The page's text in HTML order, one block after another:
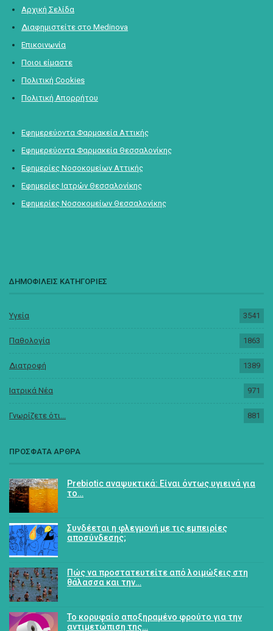
Αρχική Σελίδα
Διαφημιστείτε στο Medinova
Επικοινωνία
Ποιοι είμαστε
Πολιτική Cookies
Πολιτική Απορρήτου
Εφημερεύοντα Φαρμακεία Αττικής
Εφημερεύοντα Φαρμακεία Θεσσαλονίκης
Εφημερίες Νοσοκομείων Αττικής
Εφημερίες Ιατρών Θεσσαλονίκης
Εφημερίες Νοσοκομείων Θεσσαλονίκης
ΔΗΜΟΦΙΛΕΙΣ ΚΑΤΗΓΟΡΙΕΣ
Υγεία 3541
Παθολογία 1863
Διατροφή 1389
Ιατρικά Νέα 971
Γνωρίζετε ότι... 881
ΠΡΟΣΦΑΤΑ ΑΡΘΡΑ
Prebiotic αναψυκτικά: Είναι όντως υγιεινά για
το…
Συνδέεται η φλεγμονή με τις εμπειρίες
αποσύνδεσης;
Πώς να προστατευτείτε από λοιμώξεις στη
θάλασσα και την…
Το κορυφαίο αποξηραμένο φρούτο για την
αντιμετώπιση της…